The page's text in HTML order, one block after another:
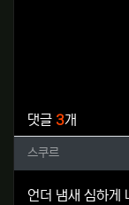
댓글 3개
스쿠르님의
스쿠르
언더 냄새 심하게